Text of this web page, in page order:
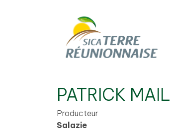
PATRICK
Producteur
Salazie